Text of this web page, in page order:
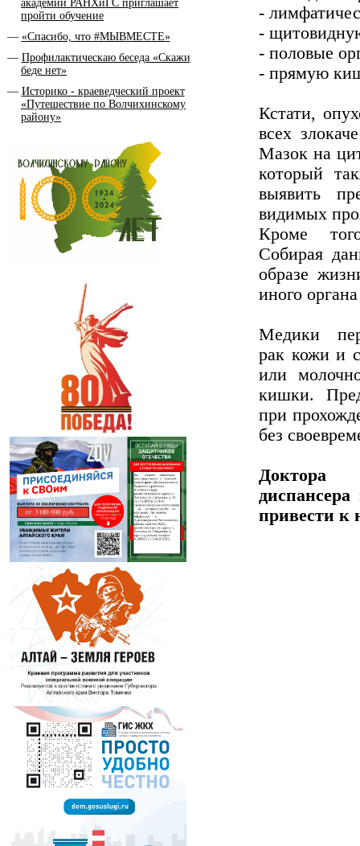
академии РАНХиГС приглашает
пройти обучение
«Спасибо, что #МЫВМЕСТЕ»
Профилактическаю беседа «Скажи
беде нет»
Историко - краеведческий проект
«Путешествие по Волчихинскому
району»
-
-
- половые
- прямую
Кстати,
всех
Мазок на
который
выявить
видимых
Кроме
Собирая
образе
иного
Медики
рак кожи и
или
кишки.
при
без
Доктора
привести к